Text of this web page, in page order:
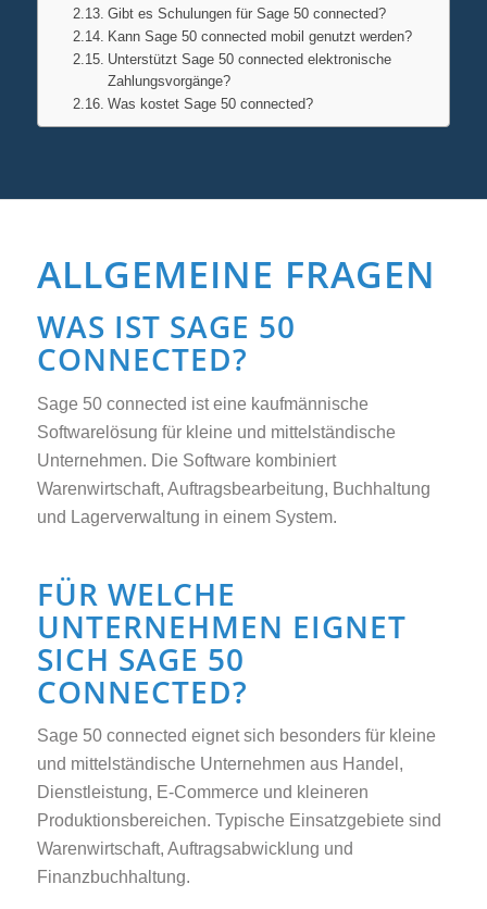
Gibt es Schulungen für Sage 50 connected?
Kann Sage 50 connected mobil genutzt werden?
Unterstützt Sage 50 connected elektronische
Zahlungsvorgänge?
Was kostet Sage 50 connected?
ALLGEMEINE FRAGEN
WAS IST SAGE 50
CONNECTED?
Sage 50 connected ist eine kaufmännische
Softwarelösung für kleine und mittelständische
Unternehmen. Die Software kombiniert
Warenwirtschaft, Auftragsbearbeitung, Buchhaltung
und Lagerverwaltung in einem System.
FÜR WELCHE
UNTERNEHMEN EIGNET
SICH SAGE 50
CONNECTED?
Sage 50 connected eignet sich besonders für kleine
und mittelständische Unternehmen aus Handel,
Dienstleistung, E-Commerce und kleineren
Produktionsbereichen. Typische Einsatzgebiete sind
Warenwirtschaft, Auftragsabwicklung und
Finanzbuchhaltung.